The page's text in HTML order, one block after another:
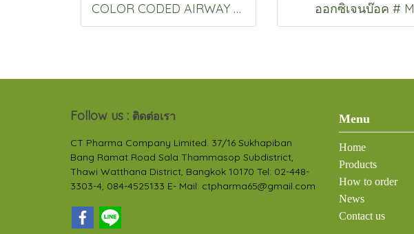
COLOR CODED AIRWAY 90 MM. ออกซิเจนบ๊อค # M
Follow us : ติดต่อเรา
CT Pharma Company Limited. 37/16 Sukhapiban
Bang Ramat Road Sala Thammasop Subdistrict,
Thawi Watthana District, Bangkok 10170 Tel: 02-448-
3303-4, 084-4525133 E- Mail: ctpharma65@gmail.com
Menu
Home
Products
How to order
News
Contact us